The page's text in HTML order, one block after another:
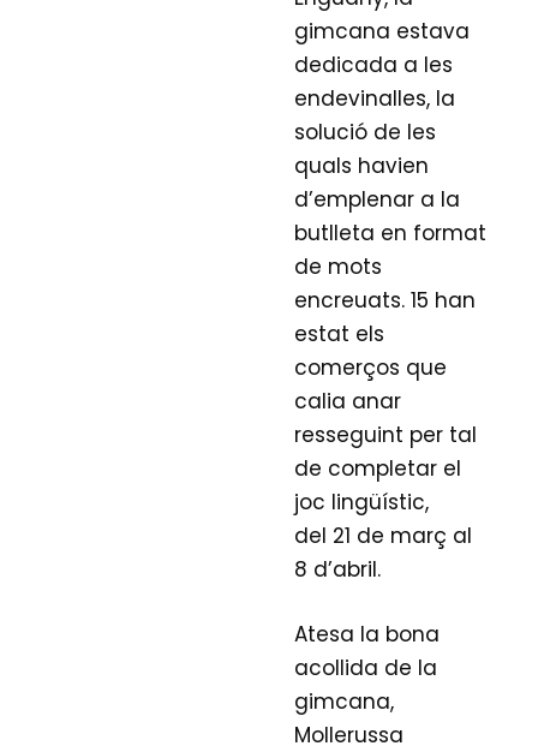
gimcana estava
dedicada a les
endevinalles, la
solució de les
quals havien
d’emplenar a la
butlleta en format
de mots
encreuats. 15 han
estat els
comerços que
calia anar
resseguint per tal
de completar el
joc lingüístic,
del 21 de març al
8 d’abril.
Atesa la bona
acollida de la
gimcana,
Mollerussa